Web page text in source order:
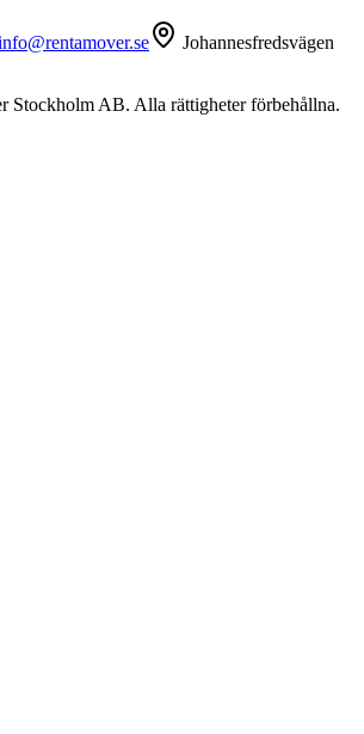
Johannesfredsvägen
Stockholm AB. Alla rättigheter förbehållna.